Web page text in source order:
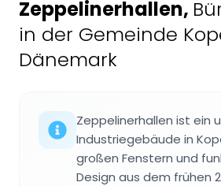
Zeppelinerhallen,
in der Gemeinde
Dänemark
Zeppelinerhallen ist ein
Industriegebäude in
großen Fenstern und
Design aus dem frühen